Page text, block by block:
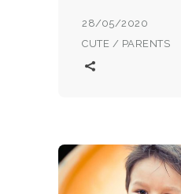
28/05/2020
CUTE / PARENTS